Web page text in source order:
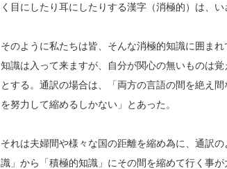
く目にしたり耳にしたりする漢字（消極的）は、
そのように私たちは皆、そんな消極的知識に囲ま
知識は入って来ますが、自分が関心の無いものは
とする。通訳の場合は、「両方の言語の間を絶え
を努力して縮めるしかない」とあった。
それは夫婦間や様々な国の距離を縮め為に、通訳
識」から「積極的知識」にその間を縮めて行く事が